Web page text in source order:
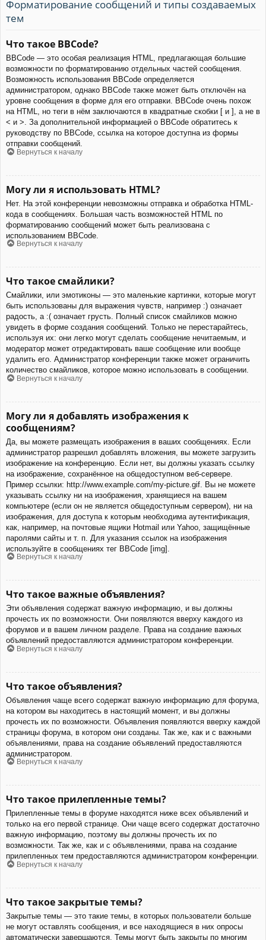
Форматирование сообщений и типы создаваемых
тем
Что такое BBCode?
BBCode — это особая реализация HTML, предлагающая большие
возможности по форматированию отдельных частей сообщения.
Возможность использования BBCode определяется
администратором, однако BBCode также может быть отключён на
уровне сообщения в форме для его отправки. BBCode очень похож
на HTML, но теги в нём заключаются в квадратные скобки [ и ], а не в
< и >. За дополнительной информацией о BBCode обратитесь к
руководству по BBCode, ссылка на которое доступна из формы
отправки сообщений.
Вернуться к началу
Могу ли я использовать HTML?
Нет. На этой конференции невозможны отправка и обработка HTML-
кода в сообщениях. Большая часть возможностей HTML по
форматированию сообщений может быть реализована с
использованием BBCode.
Вернуться к началу
Что такое смайлики?
Смайлики, или эмотиконы — это маленькие картинки, которые могут
быть использованы для выражения чувств, например :) означает
радость, а :( означает грусть. Полный список смайликов можно
увидеть в форме создания сообщений. Только не перестарайтесь,
используя их: они легко могут сделать сообщение нечитаемым, и
модератор может отредактировать ваше сообщение или вообще
удалить его. Администратор конференции также может ограничить
количество смайликов, которое можно использовать в сообщении.
Вернуться к началу
Могу ли я добавлять изображения к
сообщениям?
Да, вы можете размещать изображения в ваших сообщениях. Если
администратор разрешил добавлять вложения, вы можете загрузить
изображение на конференцию. Если нет, вы должны указать ссылку
на изображение, сохранённое на общедоступном веб-сервере.
Пример ссылки: http://www.example.com/my-picture.gif. Вы не можете
указывать ссылку ни на изображения, хранящиеся на вашем
компьютере (если он не является общедоступным сервером), ни на
изображения, для доступа к которым необходима аутентификация,
как, например, на почтовые ящики Hotmail или Yahoo, защищённые
паролями сайты и т. п. Для указания ссылок на изображения
используйте в сообщениях тег BBCode [img].
Вернуться к началу
Что такое важные объявления?
Эти объявления содержат важную информацию, и вы должны
прочесть их по возможности. Они появляются вверху каждого из
форумов и в вашем личном разделе. Права на создание важных
объявлений предоставляются администратором конференции.
Вернуться к началу
Что такое объявления?
Объявления чаще всего содержат важную информацию для форума,
на котором вы находитесь в настоящий момент, и вы должны
прочесть их по возможности. Объявления появляются вверху каждой
страницы форума, в котором они созданы. Так же, как и с важными
объявлениями, права на создание объявлений предоставляются
администратором.
Вернуться к началу
Что такое прилепленные темы?
Прилепленные темы в форуме находятся ниже всех объявлений и
только на его первой странице. Они чаще всего содержат достаточно
важную информацию, поэтому вы должны прочесть их по
возможности. Так же, как и с объявлениями, права на создание
прилепленных тем предоставляются администратором конференции.
Вернуться к началу
Что такое закрытые темы?
Закрытые темы — это такие темы, в которых пользователи больше
не могут оставлять сообщения, и все находящиеся в них опросы
автоматически завершаются. Темы могут быть закрыты по многим